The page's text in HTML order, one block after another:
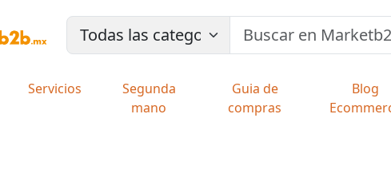
Servicios
Segunda
mano
Guia de
compras
Blog